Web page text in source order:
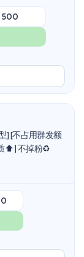
500
] [不占用群发额
⬆ | 不掉粉♻️